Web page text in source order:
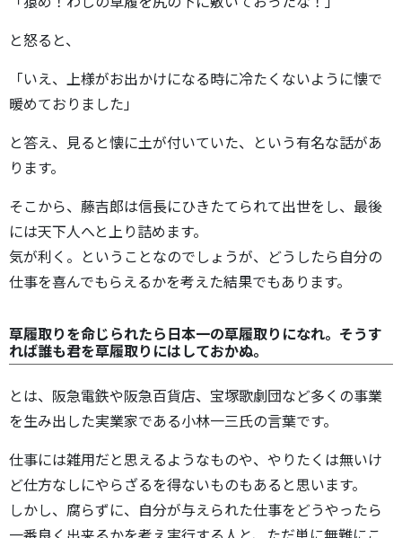
と怒ると、
「いえ、上様がお出かけになる時に冷たくないように懐で
暖めておりました」
と答え、見ると懐に土が付いていた、という有名な話があ
ります。
そこから、藤吉郎は信長にひきたてられて出世をし、最後
には天下人へと上り詰めます。
気が利く。ということなのでしょうが、どうしたら自分の
仕事を喜んでもらえるかを考えた結果でもあります。
草履取りを命じられたら日本一の草履取りになれ。そうす
れば誰も君を草履取りにはしておかぬ。
とは、阪急電鉄や阪急百貨店、宝塚歌劇団など多くの事業
を生み出した実業家である小林一三氏の言葉です。
仕事には雑用だと思えるようなものや、やりたくは無いけ
ど仕方なしにやらざるを得ないものもあると思います。
しかし、腐らずに、自分が与えられた仕事をどうやったら